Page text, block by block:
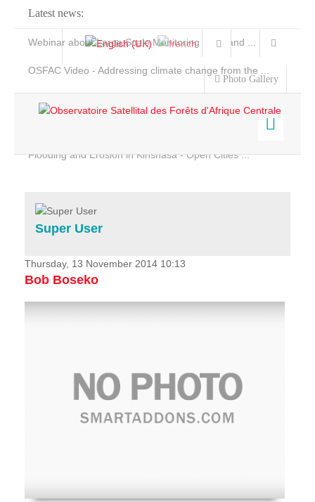
Latest news:
Webinar about Large Scale Monitoring and Land ...
OSFAC Video - Addressing climate change from the ...
Flooding and Erosion in Kinshasa - Open Cities ...
Photo Gallery
Home
Services
Projects
News & Stories
Super User
Thursday, 13 November 2014 10:13
Bob Boseko